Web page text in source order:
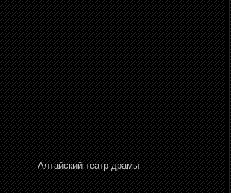
Алтайский театр драмы